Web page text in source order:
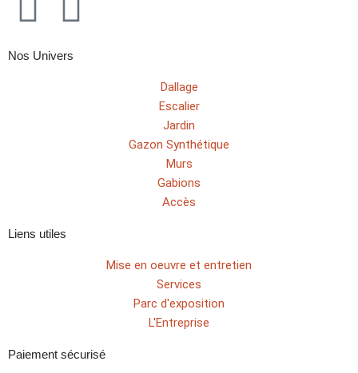
Nos Univers
Dallage
Escalier
Jardin
Gazon Synthétique
Murs
Gabions
Accès
Liens utiles
Mise en oeuvre et entretien
Services
Parc d'exposition
L'Entreprise
Paiement sécurisé